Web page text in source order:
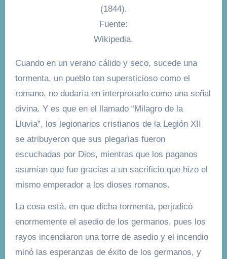
(1844).
Fuente:
Wikipedia.
Cuando en un verano cálido y seco, sucede una
tormenta, un pueblo tan supersticioso como el
romano, no dudaría en interpretarlo como una señal
divina. Y es que en el llamado “Milagro de la
Lluvia”, los legionarios cristianos de la Legión XII
se atribuyeron que sus plegarias fueron
escuchadas por Dios, mientras que los paganos
asumían que fue gracias a un sacrificio que hizo el
mismo emperador a los dioses romanos.
La cosa está, en que dicha tormenta, perjudicó
enormemente el asedio de los germanos, pues los
rayos incendiaron una torre de asedio y el incendio
minó las esperanzas de éxito de los germanos, y